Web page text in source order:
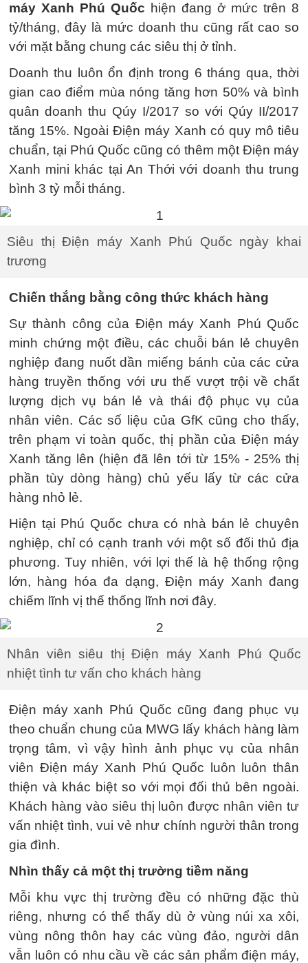
máy Xanh Phú Quốc hiện đang ở mức trên 8
tỷ/tháng, đây là mức doanh thu cũng rất cao so
với mặt bằng chung các siêu thị ở tỉnh.
Doanh thu luôn ổn định trong 6 tháng qua, thời
gian cao điểm mùa nóng tăng hơn 50% và bình
quân doanh thu Qúy I/2017 so với Qúy II/2017
tăng 15%. Ngoài Điện máy Xanh có quy mô tiêu
chuẩn, tại Phú Quốc cũng có thêm một Điện máy
Xanh mini khác tại An Thới với doanh thu trung
bình 3 tỷ mỗi tháng.
Siêu thị Điện máy Xanh Phú Quốc ngày khai
trương
Chiến thắng bằng công thức khách hàng
Sự thành công của Điện máy Xanh Phú Quốc
minh chứng một điều, các chuỗi bán lẻ chuyên
nghiệp đang nuốt dần miếng bánh của các cửa
hàng truyền thống với ưu thế vượt trội về chất
lượng dịch vụ bán lẻ và thái độ phục vụ của
nhân viên. Các số liệu của GfK cũng cho thấy,
trên phạm vi toàn quốc, thị phần của Điện máy
Xanh tăng lên (hiện đã lên tới từ 15% - 25% thị
phần tùy dòng hàng) chủ yếu lấy từ các cửa
hàng nhỏ lẻ.
Hiện tại Phú Quốc chưa có nhà bán lẻ chuyên
nghiệp, chỉ có cạnh tranh với một số đối thủ địa
phương. Tuy nhiên, với lợi thế là hệ thống rộng
lớn, hàng hóa đa dạng, Điện máy Xanh đang
chiếm lĩnh vị thế thống lĩnh nơi đây.
Nhân viên siêu thị Điện máy Xanh Phú Quốc
nhiệt tình tư vấn cho khách hàng
Điện máy xanh Phú Quốc cũng đang phục vụ
theo chuẩn chung của MWG lấy khách hàng làm
trọng tâm, vì vậy hình ảnh phục vụ của nhân
viên Điện máy Xanh Phú Quốc luôn luôn thân
thiện và khác biệt so với mọi đối thủ bên ngoài.
Khách hàng vào siêu thị luôn được nhân viên tư
vấn nhiệt tình, vui vẻ như chính người thân trong
gia đình.
Nhìn thấy cả một thị trường tiềm năng
Mỗi khu vực thị trường đều có những đặc thù
riêng, nhưng có thể thấy dù ở vùng núi xa xôi,
vùng nông thôn hay các vùng đảo, người dân
vẫn luôn có nhu cầu về các sản phẩm điện máy,